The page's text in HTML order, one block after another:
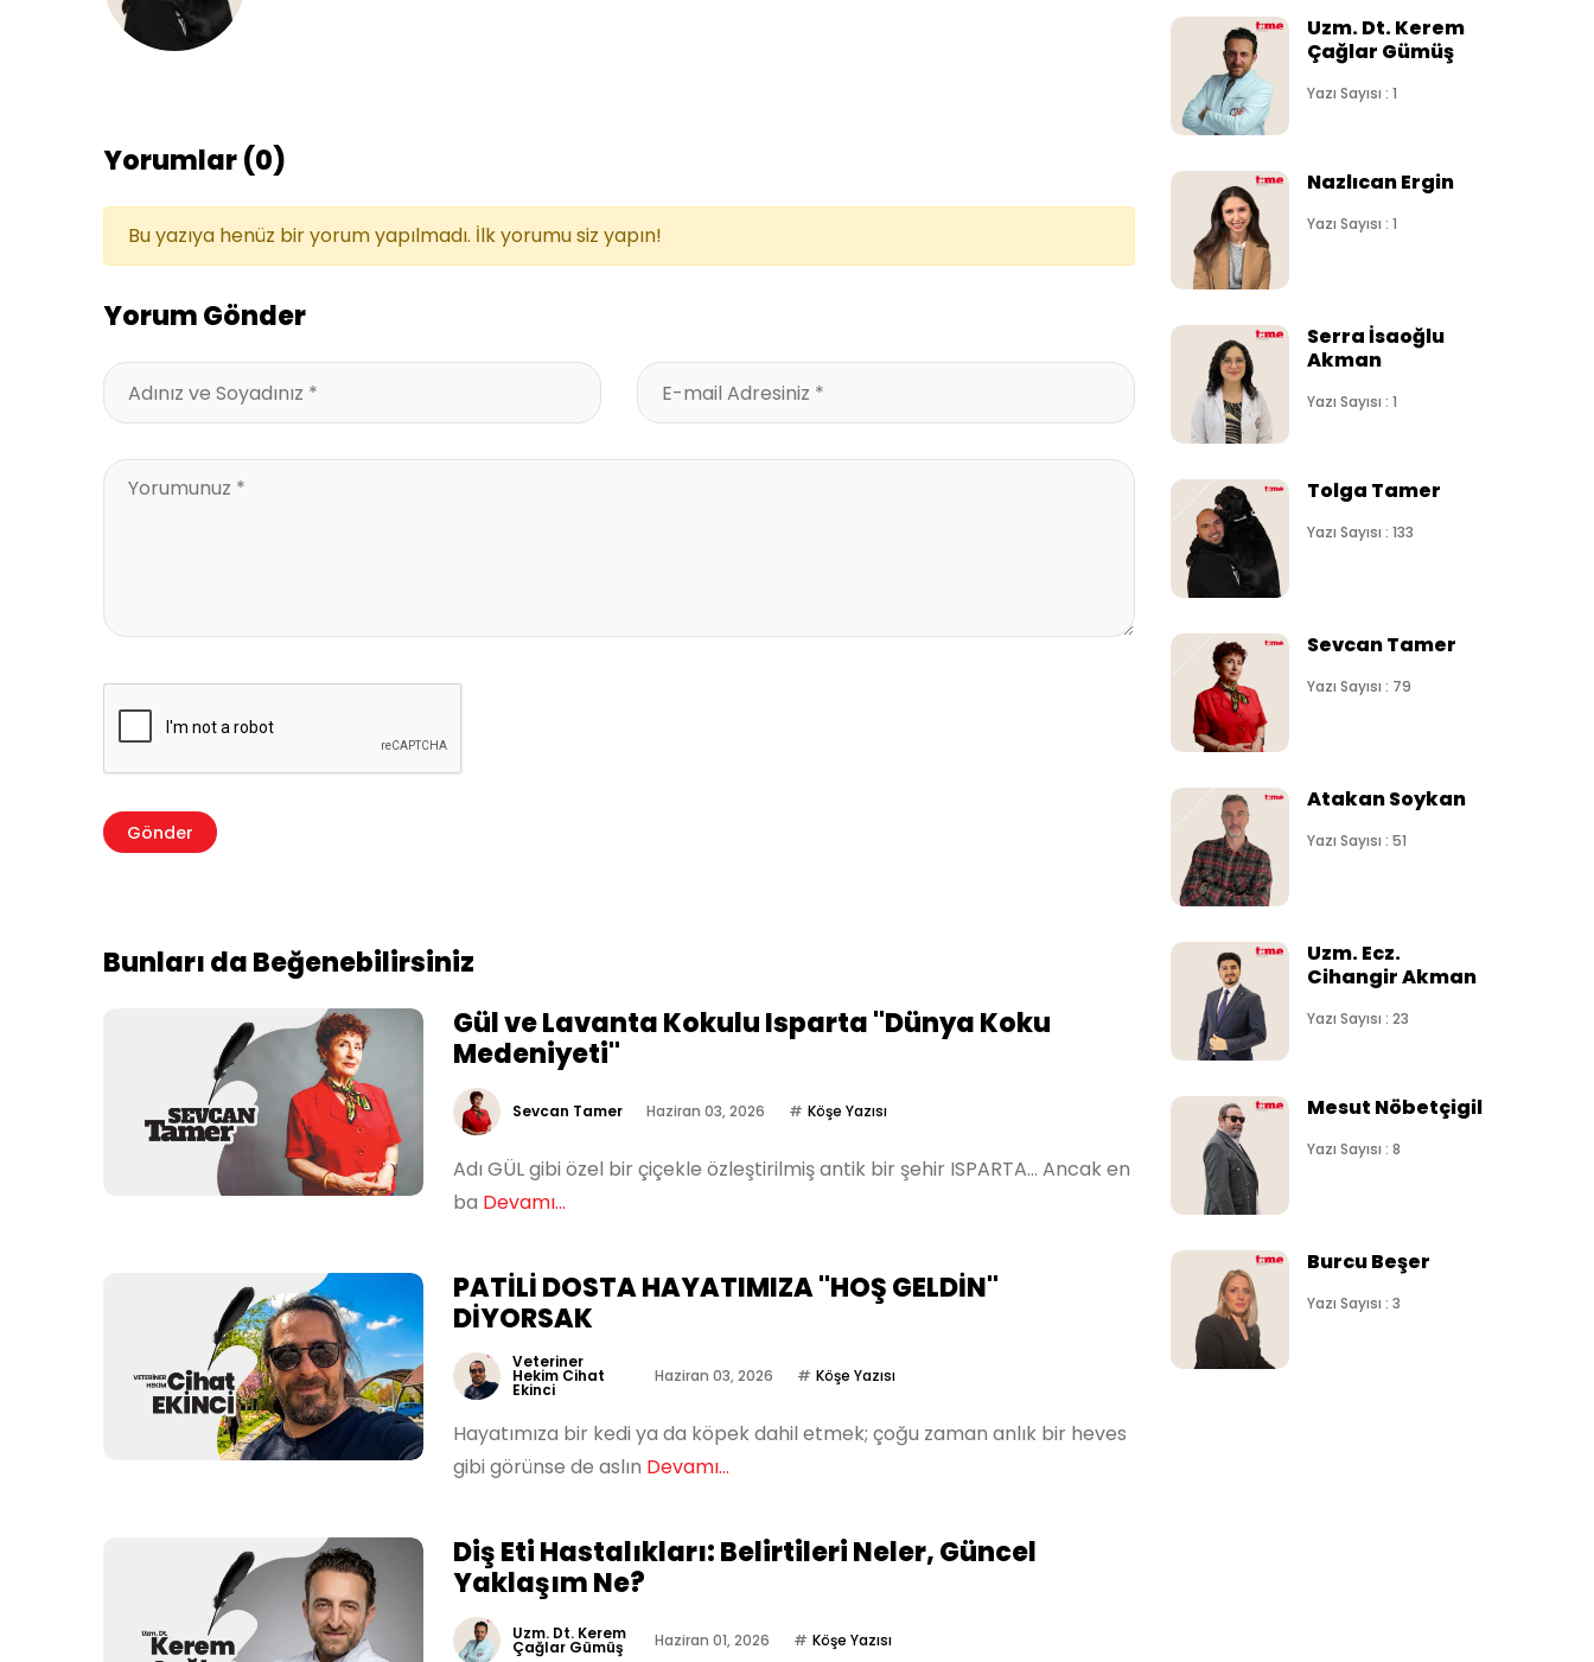
Yorumlar (0)
Bu yazıya henüz bir yorum yapılmadı. İlk yorumu siz yapın!
Yorum Gönder
Bunları da Beğenebilirsiniz
Gül ve Lavanta Kokulu Isparta "Dünya Koku
Medeniyeti"
Sevcan Tamer Haziran 03, 2026 Köşe Yazısı
Adı GÜL gibi özel bir çiçekle özleştirilmiş antik bir şehir ISPARTA… Ancak en
ba Devamı...
PATİLİ DOSTA HAYATIMIZA "HOŞ GELDİN"
DİYORSAK
Veteriner
Hekim Cihat
Ekinci
Haziran 03, 2026 Köşe Yazısı
Hayatımıza bir kedi ya da köpek dahil etmek; çoğu zaman anlık bir heves
gibi görünse de aslın Devamı...
Diş Eti Hastalıkları: Belirtileri Neler, Güncel
Yaklaşım Ne?
Uzm. Dt. Kerem
Çağlar Gümüş Haziran 01, 2026 Köşe Yazısı
Uzm. Dt. Kerem
Çağlar Gümüş
Yazı Sayısı : 1
Nazlıcan Ergin
Yazı Sayısı : 1
Serra İsaoğlu
Akman
Yazı Sayısı : 1
Tolga Tamer
Yazı Sayısı : 133
Sevcan Tamer
Yazı Sayısı : 79
Atakan Soykan
Yazı Sayısı : 51
Uzm. Ecz.
Cihangir Akman
Yazı Sayısı : 23
Mesut Nöbetçigil
Yazı Sayısı : 8
Burcu Beşer
Yazı Sayısı : 3